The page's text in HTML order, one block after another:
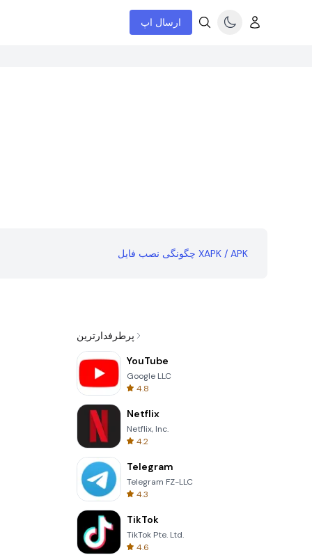
ارسال اپ
چگونگی نصب فایل XAPK / APK
پرطرفدارترین
YouTube
Google LLC
4.8
Netflix
Netflix, Inc.
4.2
Telegram
Telegram FZ-LLC
4.3
TikTok
TikTok Pte. Ltd.
4.6